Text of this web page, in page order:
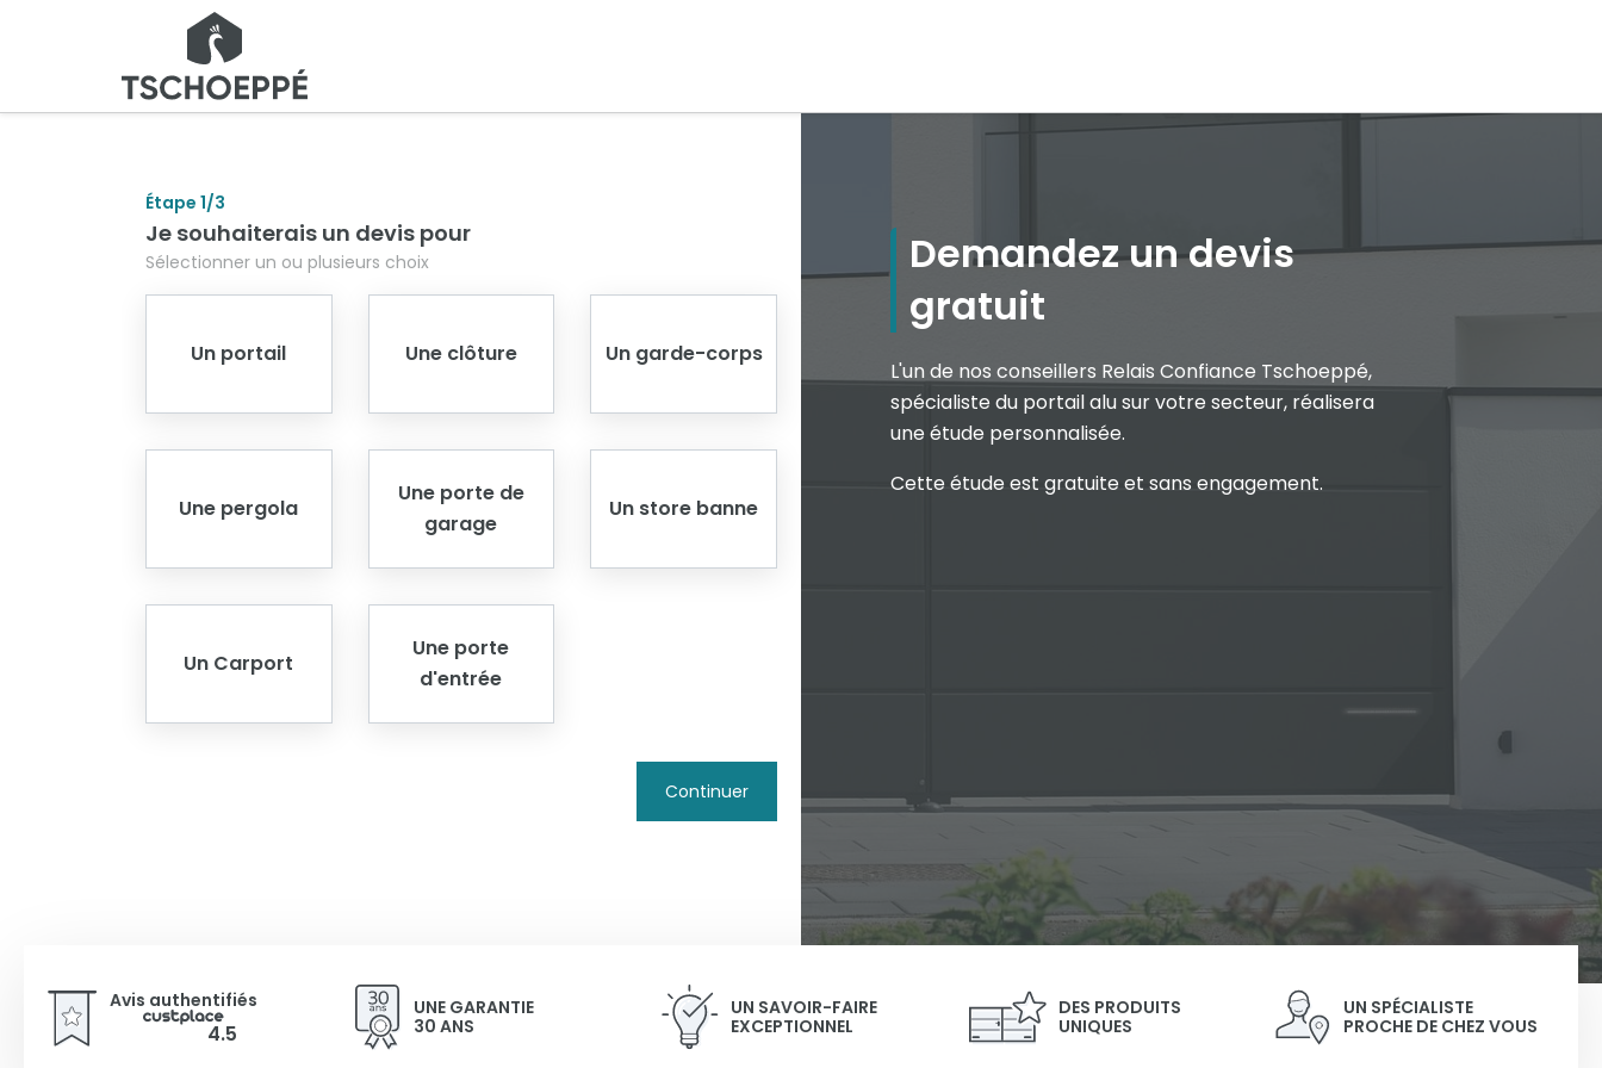
Demandez un devis
gratuit
L'un de nos conseillers Relais Confiance Tschoeppé,
spécialiste du portail alu sur votre secteur, réalisera
une étude personnalisée.
Cette étude est gratuite et sans engagement.
Étape 1/3
Je souhaiterais un devis pour
Sélectionner un ou plusieurs choix
Un portail Une clôture Un garde-corps
Une pergola
Une porte de
garage
Un store banne
Un Carport
Une porte
d'entrée
Continuer
Avis authentifiés
4.5
UNE GARANTIE
30 ANS
UN SAVOIR-FAIRE
EXCEPTIONNEL
DES PRODUITS
UNIQUES
UN SPÉCIALISTE
PROCHE DE CHEZ VOUS